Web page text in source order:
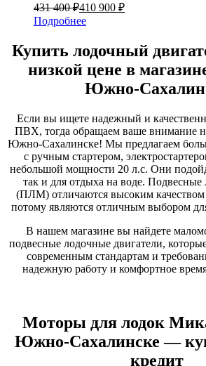
431 400 ₽410 900 ₽
Подробнее
Купить лодочный
низкой цене в
Южно-
Если вы ищете надежный и
ПВХ, тогда обращаем ваше внимание
Южно-Сахалинске! Мы предлагаем
с ручным стартером,
небольшой мощности 20 л.с. Они
так и для отдыха на воде.
(ПЛМ) отличаются высоким качеством
потому являются отличным выбором
В нашем магазине вы найдете
подвесные лодочные двигатели,
современным стандартам и
надежную работу и комфортное
Моторы для лодок
Южно-Сахалинске —
кредит